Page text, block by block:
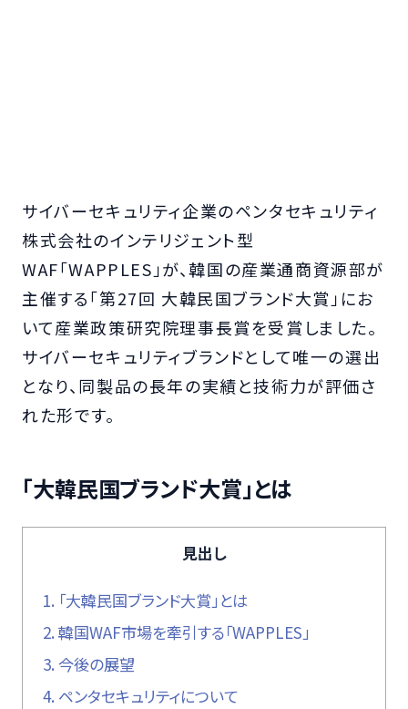
サイバーセキュリティ企業のペンタセキュリティ
株式会社のインテリジェント型
WAF「WAPPLES」が、韓国の産業通商資源部が
主催する「第27回 大韓民国ブランド大賞」にお
いて産業政策研究院理事長賞を受賞しました。
サイバーセキュリティブランドとして唯一の選出
となり、同製品の長年の実績と技術力が評価さ
れた形です。
「大韓民国ブランド大賞」とは
見出し
1. 「大韓民国ブランド大賞」とは
2. 韓国WAF市場を牽引する「WAPPLES」
3. 今後の展望
4. ペンタセキュリティについて